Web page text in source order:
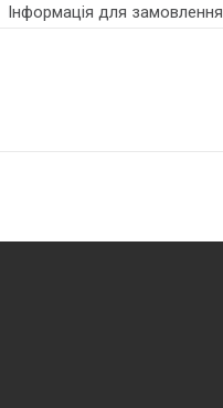
Інформація для замовлення